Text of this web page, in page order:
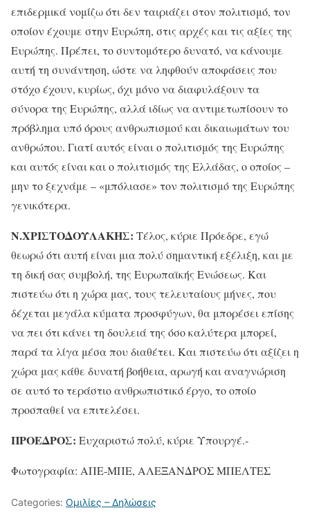
επιδερμικά νομίζω ότι δεν ταιριάζει στον πολιτισμό, τον
οποίον έχουμε στην Ευρώπη, στις αρχές και τις αξίες της
Ευρώπης. Πρέπει, το συντομότερο δυνατό, να κάνουμε
αυτή τη συνάντηση, ώστε να ληφθούν αποφάσεις που
στόχο έχουν, κυρίως, όχι μόνο να διαφυλάξουν τα
σύνορα της Ευρώπης, αλλά ιδίως να αντιμετωπίσουν το
πρόβλημα υπό όρους ανθρωπισμού και δικαιωμάτων του
ανθρώπου. Γιατί αυτός είναι ο πολιτισμός της Ευρώπης
και αυτός είναι και ο πολιτισμός της Ελλάδας, ο οποίος –
μην το ξεχνάμε – «μπόλιασε» τον πολιτισμό της Ευρώπης
γενικότερα.
Ν.ΧΡΙΣΤΟΔΟΥΛΑΚΗΣ: Τέλος, κύριε Πρόεδρε, εγώ
θεωρώ ότι αυτή είναι μια πολύ σημαντική εξέλιξη, και με
τη δική σας συμβολή, της Ευρωπαϊκής Ενώσεως. Και
πιστεύω ότι η χώρα μας, τους τελευταίους μήνες, που
δέχεται μεγάλα κύματα προσφύγων, θα μπορέσει επίσης
να πει ότι κάνει τη δουλειά της όσο καλύτερα μπορεί,
παρά τα λίγα μέσα που διαθέτει. Και πιστεύω ότι αξίζει η
χώρα μας κάθε δυνατή βοήθεια, αρωγή και αναγνώριση
σε αυτό το τεράστιο ανθρωπιστικό έργο, το οποίο
προσπαθεί να επιτελέσει.
ΠΡΟΕΔΡΟΣ: Ευχαριστώ πολύ, κύριε Υπουργέ.-
Φωτογραφία: ΑΠΕ-ΜΠΕ, ΑΛΕΞΑΝΔΡΟΣ ΜΠΕΛΤΕΣ
Categories: Ομιλίες – Δηλώσεις